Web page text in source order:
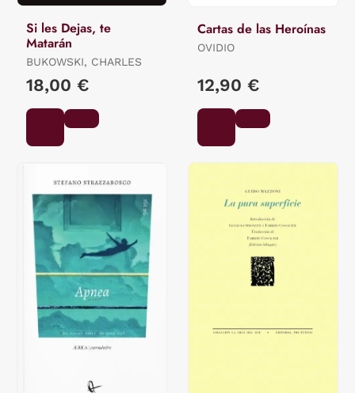
Si les Dejas, te
Matarán
BUKOWSKI, CHARLES
18,00 €
Cartas de las Heroínas
OVIDIO
12,90 €